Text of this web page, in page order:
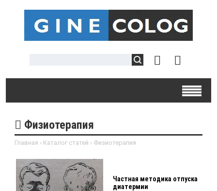
Физиотерапия
Главная › Каталог статей › Физиотерапия
Частная методика отпуска
диатермии